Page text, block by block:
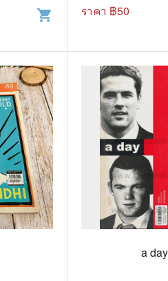
shopping_cart ราคา ฿50
a
⚙️ Engineering &
⚖️ Law
👤 Biography
🍸 Food and Drink
💃 Hobbies and
🖋️ Literature and
🧳 Travel